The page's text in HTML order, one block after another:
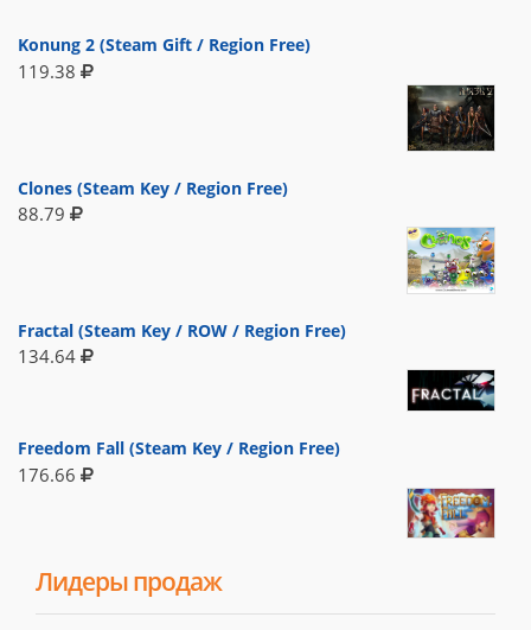
Konung 2 (Steam Gift / Region Free)
119.38
Clones (Steam Key / Region Free)
88.79
Fractal (Steam Key / ROW / Region Free)
134.64
Freedom Fall (Steam Key / Region Free)
176.66
Лидеры продаж